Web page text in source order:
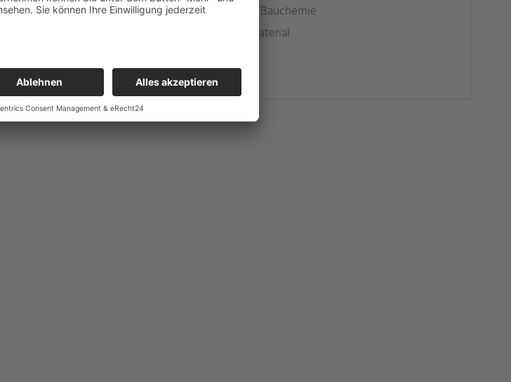
Kleber und Bauchemie
Montagematerial